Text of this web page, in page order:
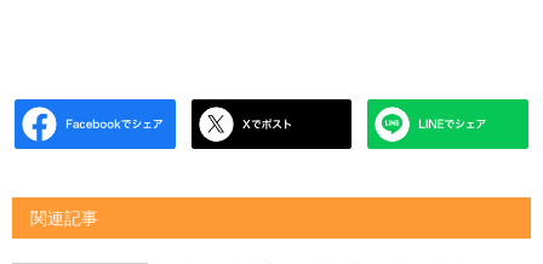
関連記事